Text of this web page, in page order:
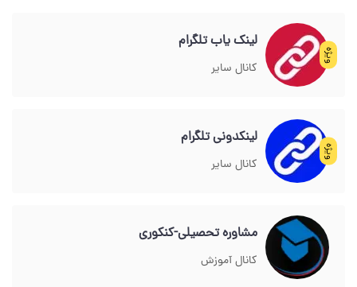
ویژه
لینک یاب تلگرام
کانال سایر
ویژه
لینکدونی تلگرام
کانال سایر
مشاوره تحصیلی-کنکوری
کانال آموزش